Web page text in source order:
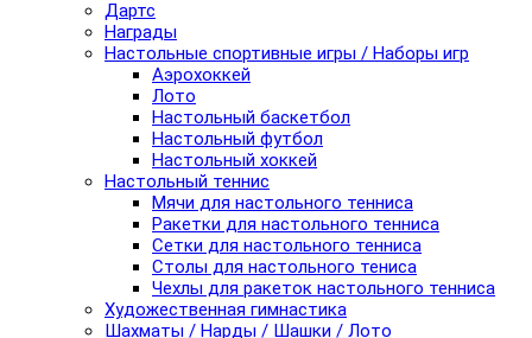
Дартс
Награды
Настольные спортивные игры / Наборы игр
Аэрохоккей
Лото
Настольный баскетбол
Настольный футбол
Настольный хоккей
Настольный теннис
Мячи для настольного тенниса
Ракетки для настольного тенниса
Сетки для настольного тенниса
Столы для настольного тениса
Чехлы для ракеток настольного тенниса
Художественная гимнастика
Шахматы / Нарды / Шашки / Лото